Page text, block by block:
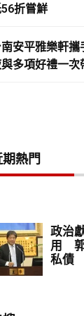
折嘗鮮
安平雅樂軒
多項好禮一次
熱門